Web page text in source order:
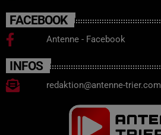
FACEBOOK
Antenne - Facebook
INFOS
redaktion@antenne-trier.com